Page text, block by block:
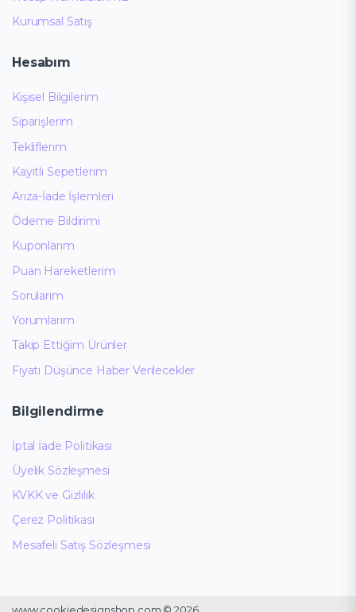
Kurumsal Satış
Hesabım
Kişisel Bilgilerim
Siparişlerim
Tekliflerim
Kayıtlı Sepetlerim
Arıza-İade İşlemleri
Ödeme Bildirimi
Kuponlarım
Puan Hareketlerim
Sorularım
Yorumlarım
Takip Ettiğim Ürünler
Fiyatı Düşünce Haber Verilecekler
Bilgilendirme
İptal İade Politikası
Üyelik Sözleşmesi
KVKK ve Gizlilik
Çerez Politikası
Mesafeli Satış Sözleşmesi